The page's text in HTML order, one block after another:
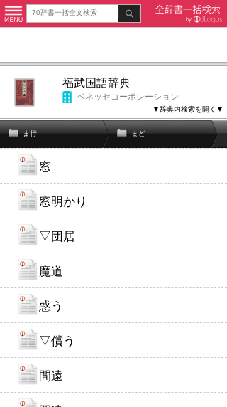
福武国語辞典
ベネッセコーポレーション
▼辞典内検索を開く▼
ま行 まど
窓
窓明かり
▽団居
魔道
惑う
▽償う
間遠